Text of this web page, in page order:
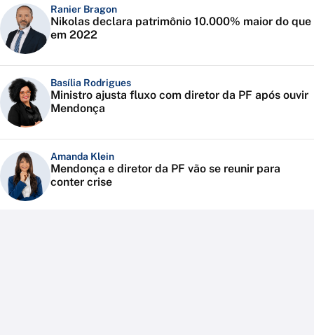
Ranier Bragon
Nikolas declara patrimônio 10.000% maior do que
em 2022
Basília Rodrigues
Ministro ajusta fluxo com diretor da PF após ouvir
Mendonça
Amanda Klein
Mendonça e diretor da PF vão se reunir para
conter crise